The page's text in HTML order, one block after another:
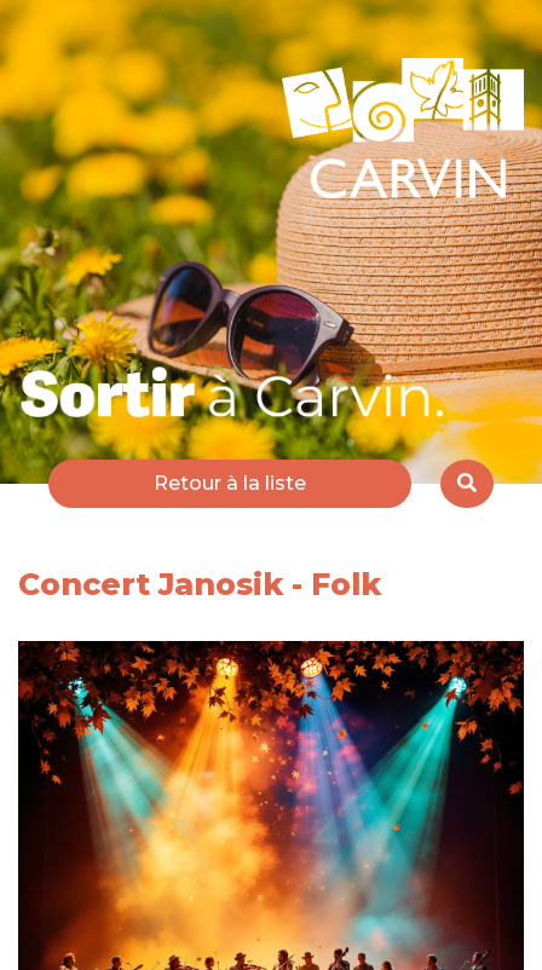
Retour à la liste
Concert Janosik - Folk